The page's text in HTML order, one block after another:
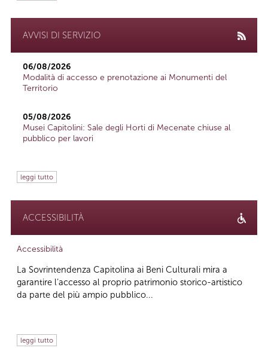
AVVISI DI SERVIZIO
06/08/2026
Modalità di accesso e prenotazione ai Monumenti del
Territorio
05/08/2026
Musei Capitolini: Sale degli Horti di Mecenate chiuse al
pubblico per lavori
leggi tutto
ACCESSIBILITÀ
Accessibilità
La Sovrintendenza Capitolina ai Beni Culturali mira a
garantire l’accesso al proprio patrimonio storico-artistico
da parte del più ampio pubblico...
leggi tutto